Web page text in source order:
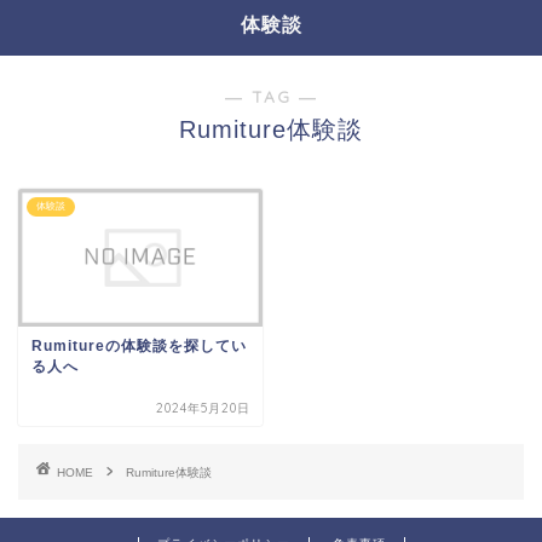
体験談
― TAG ―
Rumiture体験談
体験談
Rumitureの体験談を探してい
る人へ
2024年5月20日
HOME Rumiture体験談